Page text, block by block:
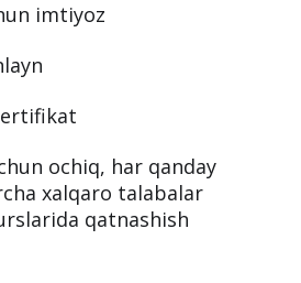
imtiyoz
ochiq, har qanday
xalqaro talabalar
qatnashish